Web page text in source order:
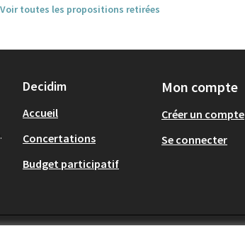
Voir toutes les propositions retirées
Decidim
Accueil
Concertations
Budget participatif
Mon compte
Créer un compte
Se connecter